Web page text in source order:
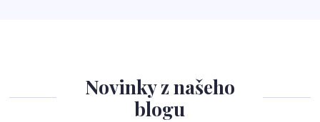
Novinky z našeho
blogu